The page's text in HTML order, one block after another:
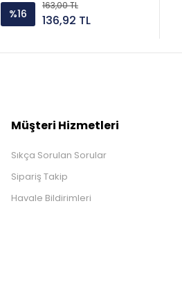
%16
163,00 TL
136,92 TL
Müşteri Hizmetleri
Sıkça Sorulan Sorular
Sipariş Takip
Havale Bildirimleri